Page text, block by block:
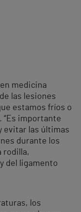
medicina
las lesiones
estamos fríos o
“Es importante
evitar las últimas
durante los
rodilla,
del ligamento
los